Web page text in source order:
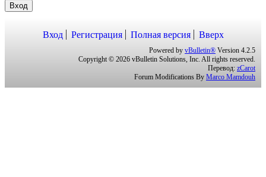
Вход
Вход Регистрация Полная версия Вверх
Powered by vBulletin® Version 4.2.5
Copyright © 2026 vBulletin Solutions, Inc. All rights reserved.
Перевод: zCarot
Forum Modifications By Marco Mamdouh